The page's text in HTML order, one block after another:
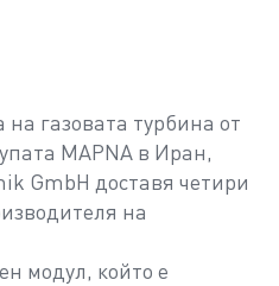
на газовата турбина от
MAPNA в Иран,
GmbH доставя четири
на
модул, който е